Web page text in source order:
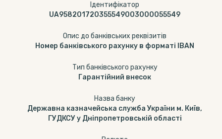
Ідентифікатор
UA958201720355549003000055549
Опис до банківських реквізитів
Номер банківського рахунку в форматі IBAN
Тип банкiвського рахунку
Гарантійний внесок
Назва банку
Державна казначейська служба України м. Київ,
ГУДКСУ у Дніпропетровській області